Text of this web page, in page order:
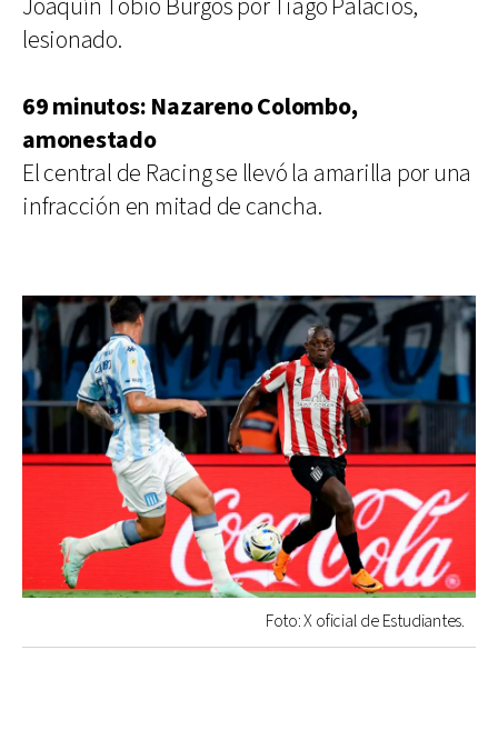
Joaquín Tobio Burgos por Tiago Palacios,
lesionado.
69 minutos: Nazareno Colombo,
amonestado
El central de Racing se llevó la amarilla por una
infracción en mitad de cancha.
Foto: X oficial de Estudiantes.